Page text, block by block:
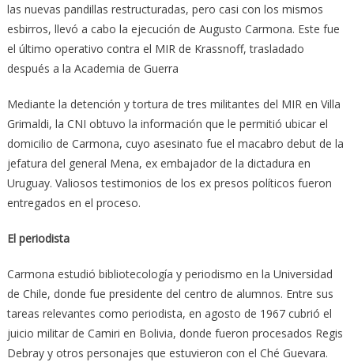
las nuevas pandillas restructuradas, pero casi con los mismos
esbirros, llevó a cabo la ejecución de Augusto Carmona. Este fue
el último operativo contra el MIR de Krassnoff, trasladado
después a la Academia de Guerra
Mediante la detención y tortura de tres militantes del MIR en Villa
Grimaldi, la CNI obtuvo la información que le permitió ubicar el
domicilio de Carmona, cuyo asesinato fue el macabro debut de la
jefatura del general Mena, ex embajador de la dictadura en
Uruguay. Valiosos testimonios de los ex presos políticos fueron
entregados en el proceso.
El periodista
Carmona estudió bibliotecología y periodismo en la Universidad
de Chile, donde fue presidente del centro de alumnos. Entre sus
tareas relevantes como periodista, en agosto de 1967 cubrió el
juicio militar de Camiri en Bolivia, donde fueron procesados Regis
Debray y otros personajes que estuvieron con el Ché Guevara.